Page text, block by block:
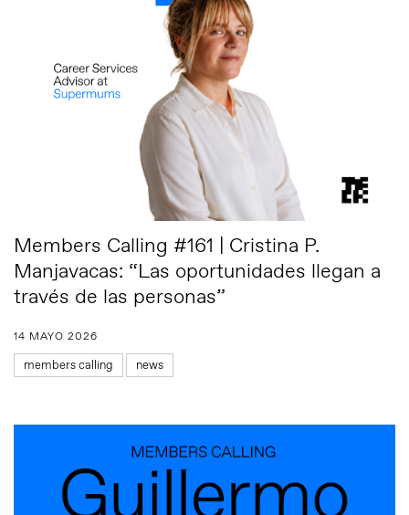
Members Calling #161 | Cristina P.
Manjavacas: “Las oportunidades llegan a
través de las personas”
14 MAYO 2026
members calling news